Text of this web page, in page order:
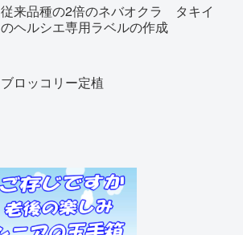
従来品種の2倍のネバオクラ タキイ
のヘルシエ専用ラベルの作成
ブロッコリー定植